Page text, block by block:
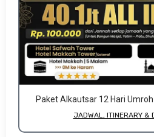
Paket Alkautsar 12 Hari
JADWAL, ITINERARY &